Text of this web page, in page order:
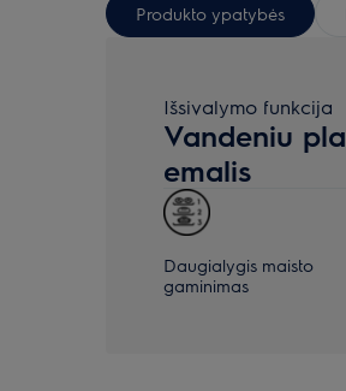
Produkto ypatybės
Išsivalymo funkcija
Vandeniu
emalis
Daugialygis maisto
gaminimas